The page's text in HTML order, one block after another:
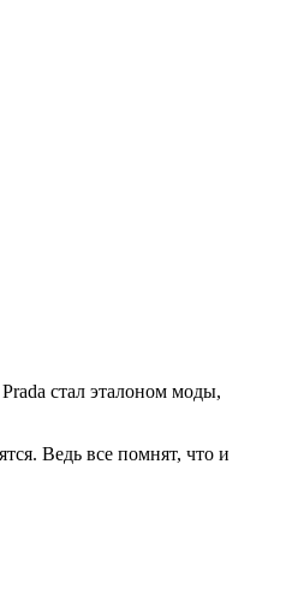
стал эталоном моды,
Ведь все помнят, что и